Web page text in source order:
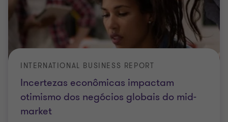
Incertezas econômicas impactam
otimismo dos negócios globais do mid-
market
INTERNATIONAL BUSINESS REPORT